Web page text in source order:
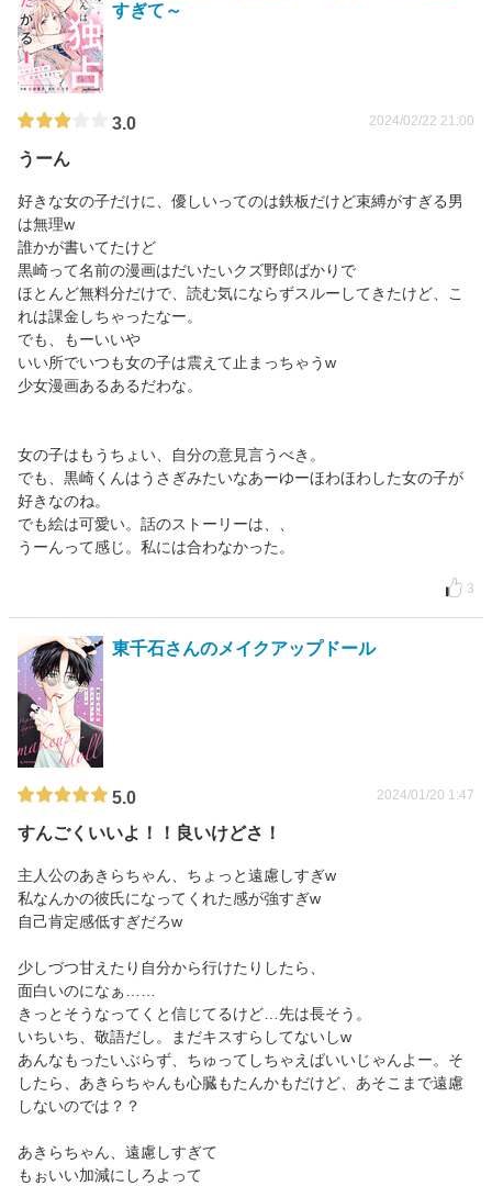
すぎて～
3.0 2024/02/22 21:00
うーん
好きな女の子だけに、優しいってのは鉄板だけど束縛がすぎる男
は無理w
誰かが書いてたけど
黒崎って名前の漫画はだいたいクズ野郎ばかりで
ほとんど無料分だけで、読む気にならずスルーしてきたけど、こ
れは課金しちゃったなー。
でも、もーいいや
いい所でいつも女の子は震えて止まっちゃうw
少女漫画あるあるだわな。
女の子はもうちょい、自分の意見言うべき。
でも、黒崎くんはうさぎみたいなあーゆーほわほわした女の子が
好きなのね。
でも絵は可愛い。話のストーリーは、、
うーんって感じ。私には合わなかった。
3
東千石さんのメイクアップドール
5.0 2024/01/20 1:47
すんごくいいよ！！良いけどさ！
主人公のあきらちゃん、ちょっと遠慮しすぎw
私なんかの彼氏になってくれた感が強すぎw
自己肯定感低すぎだろw
少しづつ甘えたり自分から行けたりしたら、
面白いのになぁ……
きっとそうなってくと信じてるけど…先は長そう。
いちいち、敬語だし。まだキスすらしてないしw
あんなもったいぶらず、ちゅってしちゃえばいいじゃんよー。そ
したら、あきらちゃんも心臓もたんかもだけど、あそこまで遠慮
しないのでは？？
あきらちゃん、遠慮しすぎて
もぉいい加減にしろよって